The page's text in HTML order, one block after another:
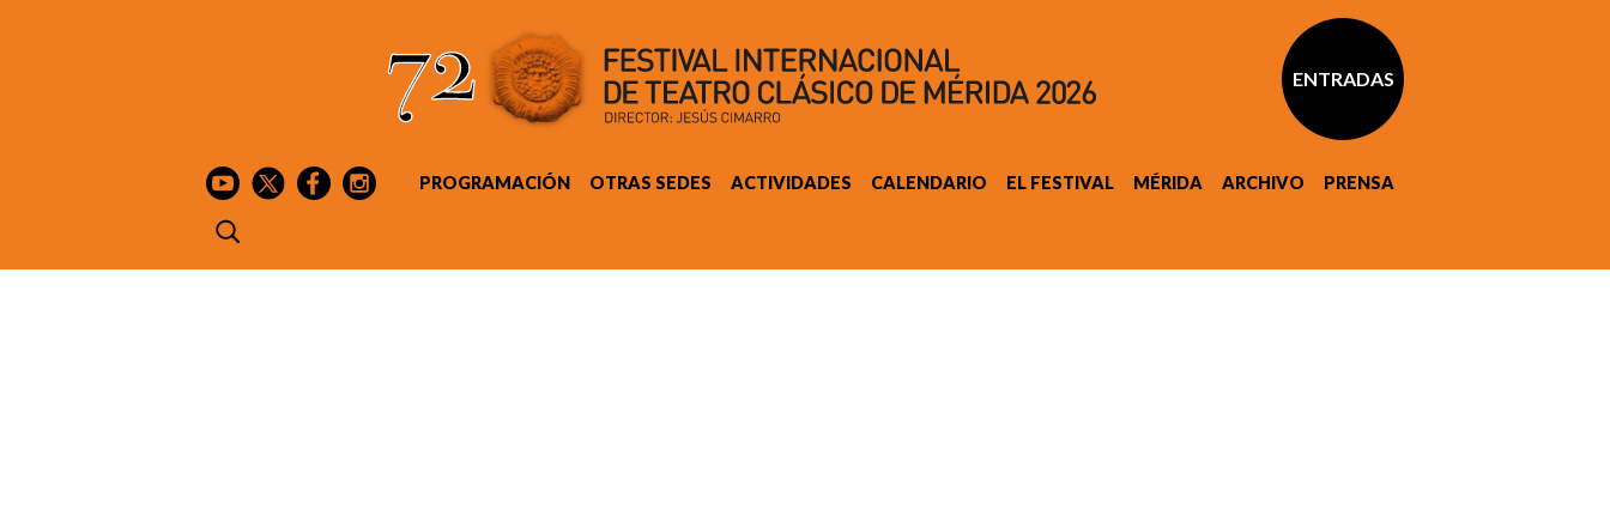
ENTRADAS
PROGRAMACIÓN OTRAS SEDES ACTIVIDADES CALENDARIO EL FESTIVAL MÉRIDA ARCHIVO PRENSA